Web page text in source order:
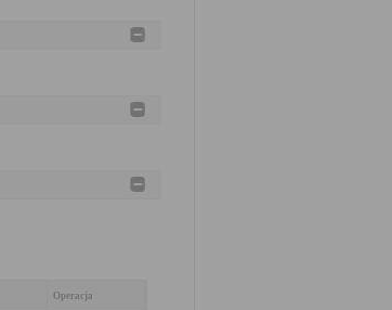
Operacja